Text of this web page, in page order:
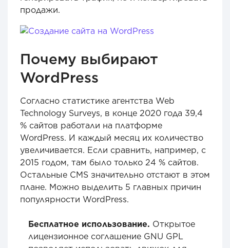
продажи.
Почему выбирают
WordPress
Согласно статистике агентства Web
Technology Surveys, в конце 2020 года 39,4
% сайтов работали на платформе
WordPress. И каждый месяц их количество
увеличивается. Если сравнить, например, с
2015 годом, там было только 24 % сайтов.
Остальные CMS значительно отстают в этом
плане. Можно выделить 5 главных причин
популярности WordPress.
Бесплатное использование. Открытое
лицензионное соглашение GNU GPL